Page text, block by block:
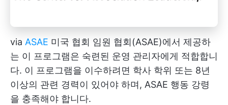
via ASAE 미국 협회 임원 협회(ASAE)에서 제공하
는 이 프로그램은 숙련된 운영 관리자에게 적합합니
다. 이 프로그램을 이수하려면 학사 학위 또는 8년
이상의 관련 경력이 있어야 하며, ASAE 행동 강령
을 충족해야 합니다.